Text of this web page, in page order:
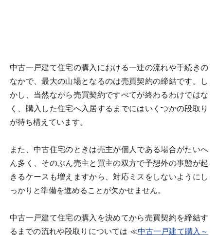
中古一戸建て住宅の購入における一連の流れや手続きの
なかで、最大の山場となるのは売買契約の締結です。し
かし、当然ながら売買契約ですべてが終わるわけではな
く、購入した住宅へ入居するまでにはいくつかの段取り
が待ち構えています。
また、中古住宅のときは売主が個人である場合がたいへ
ん多く、そのぶん売主と買主の双方で予想外の事態が起
きるケースも増えますから、対応ミスをしないようにし
っかりと準備を進めることが欠かせません。
中古一戸建て住宅の購入を決めてから売買契約を締結す
るまでの流れや段取りについては ≪中古一戸建て購入～